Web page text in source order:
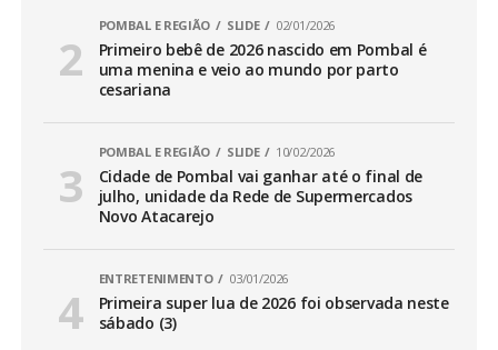
POMBAL E REGIÃO SLIDE 02/01/2026
Primeiro bebê de 2026 nascido em Pombal é
uma menina e veio ao mundo por parto
cesariana
POMBAL E REGIÃO SLIDE 10/02/2026
Cidade de Pombal vai ganhar até o final de
julho, unidade da Rede de Supermercados
Novo Atacarejo
ENTRETENIMENTO 03/01/2026
Primeira super lua de 2026 foi observada neste
sábado (3)